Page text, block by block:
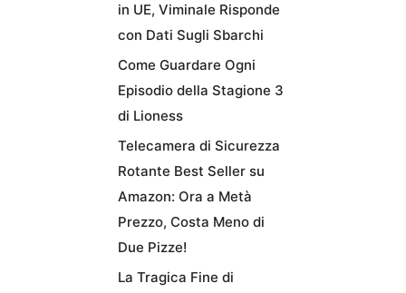
in UE, Viminale Risponde
con Dati Sugli Sbarchi
Come Guardare Ogni
Episodio della Stagione 3
di Lioness
Telecamera di Sicurezza
Rotante Best Seller su
Amazon: Ora a Metà
Prezzo, Costa Meno di
Due Pizze!
La Tragica Fine di